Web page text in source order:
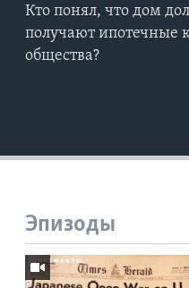
Кто понял, что дом
получают ипотечные
общества?
Эпизоды